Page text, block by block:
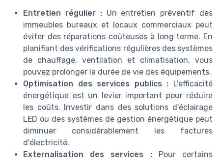
Entretien régulier :Un entretien préventif des
immeubles bureaux et locaux commerciaux peut
éviter des réparations coûteuses à long terme. En
planifiant des vérifications régulières des systèmes
de chauffage, ventilation et climatisation, vous
pouvez prolonger la durée de vie des équipements.
Optimisation des services publics : L'efficacité
énergétique est un levier important pour réduire
les coûts. Investir dans des solutions d'éclairage
LED ou des systèmes de gestion énergétique peut
diminuer considérablement les factures
d'électricité.
Externalisation des services :Pour certains